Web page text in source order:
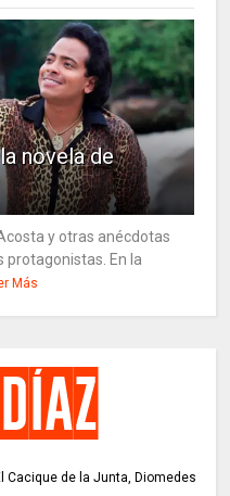
novela de
y otras anécdotas
protagonistas. En la
Más
Cacique de la Junta, Diomedes